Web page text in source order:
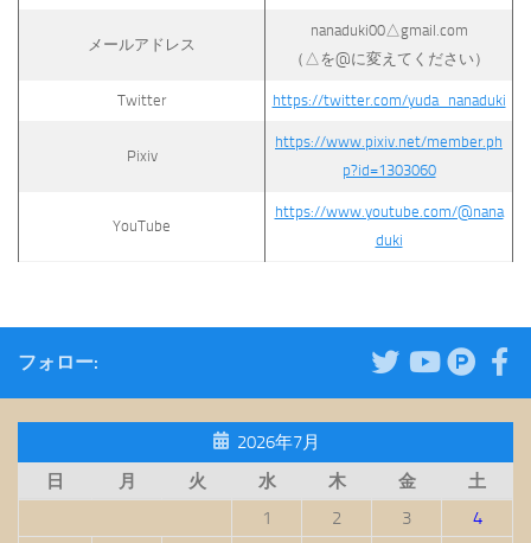
メールアドレス
nanaduki00△gmail.com
（△を@に変えてください）
Twitter https://twitter.com/yuda_nanaduki
Pixiv
https://www.pixiv.net/member.ph
p?id=1303060
YouTube
https://www.youtube.com/@nana
duki
フォロー:
2026年7月
日
月 火 水 木 金
土
1
2 3
4